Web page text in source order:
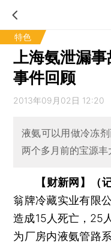
特色
上海氨泄漏
事件回顾
2013年09月02日 12:20
液氨可以用做冷冻
两个多月前的宝源
【财新网】（
翁牌冷藏实业有限
造成15人死亡，25
为厂房内液氨管路